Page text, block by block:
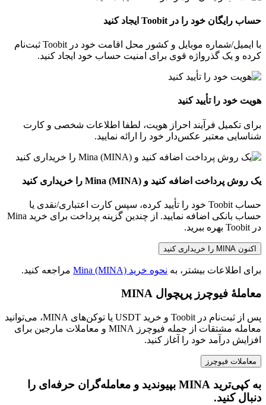
حساب رایگان خود را در Toobit ایجاد کنید
با ایمیل/شماره موبایل و کشور محل اقامت خود در Toobit ثبت‌نام
کرده و یک گذرواژه قوی برای امنیت حساب خود ایجاد کنید.
هویت خود را تأیید کنید
برای تکمیل فرآیند احراز هویت، لطفا اطلاعات شخصی و کارت
شناسایی معتبر عکس‌دار خود را ارائه نمایید.
یک روش پرداخت اضافه کنید و Mina (MINA) را خریداری کنید
حساب Toobit خود را تأیید کرده، سپس کارت اعتباری/نقدی یا
حساب بانکی اضافه نمایید. از چندین گزینه پرداخت برای خرید Mina
در Toobit بهره ببرید.
اکنون MINA را خریداری کنید
برای اطلاعات بیشتر، به نحوه خرید Mina (MINA) مراجعه کنید.
معاملهٔ فیوچرز پرپچوال MINA
پس از ثبت‌نام در Toobit و خرید USDT یا توکن‌های MINA، می‌توانید
معامله مشتقات از جمله فیوچرز MINA و معاملات مارجین برای
افزایش درآمد خود را آغاز کنید.
معاملات فیوچرز
به کپی‌ترید MINA بپیوندید و معامله‌گران حرفه‌ای را
دنبال کنید.